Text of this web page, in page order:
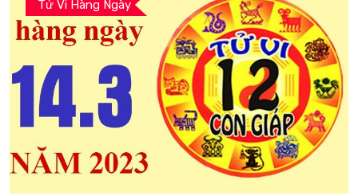
Tử Vi Hàng Ngày